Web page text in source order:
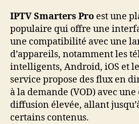
IPTV Smarters Pro est une
populaire qui offre une
une compatibilité avec une
d’appareils, notamment les
intelligents, Android, iOS et
service propose des flux en
à la demande (VOD) avec
diffusion élevée, allant
certains contenus.